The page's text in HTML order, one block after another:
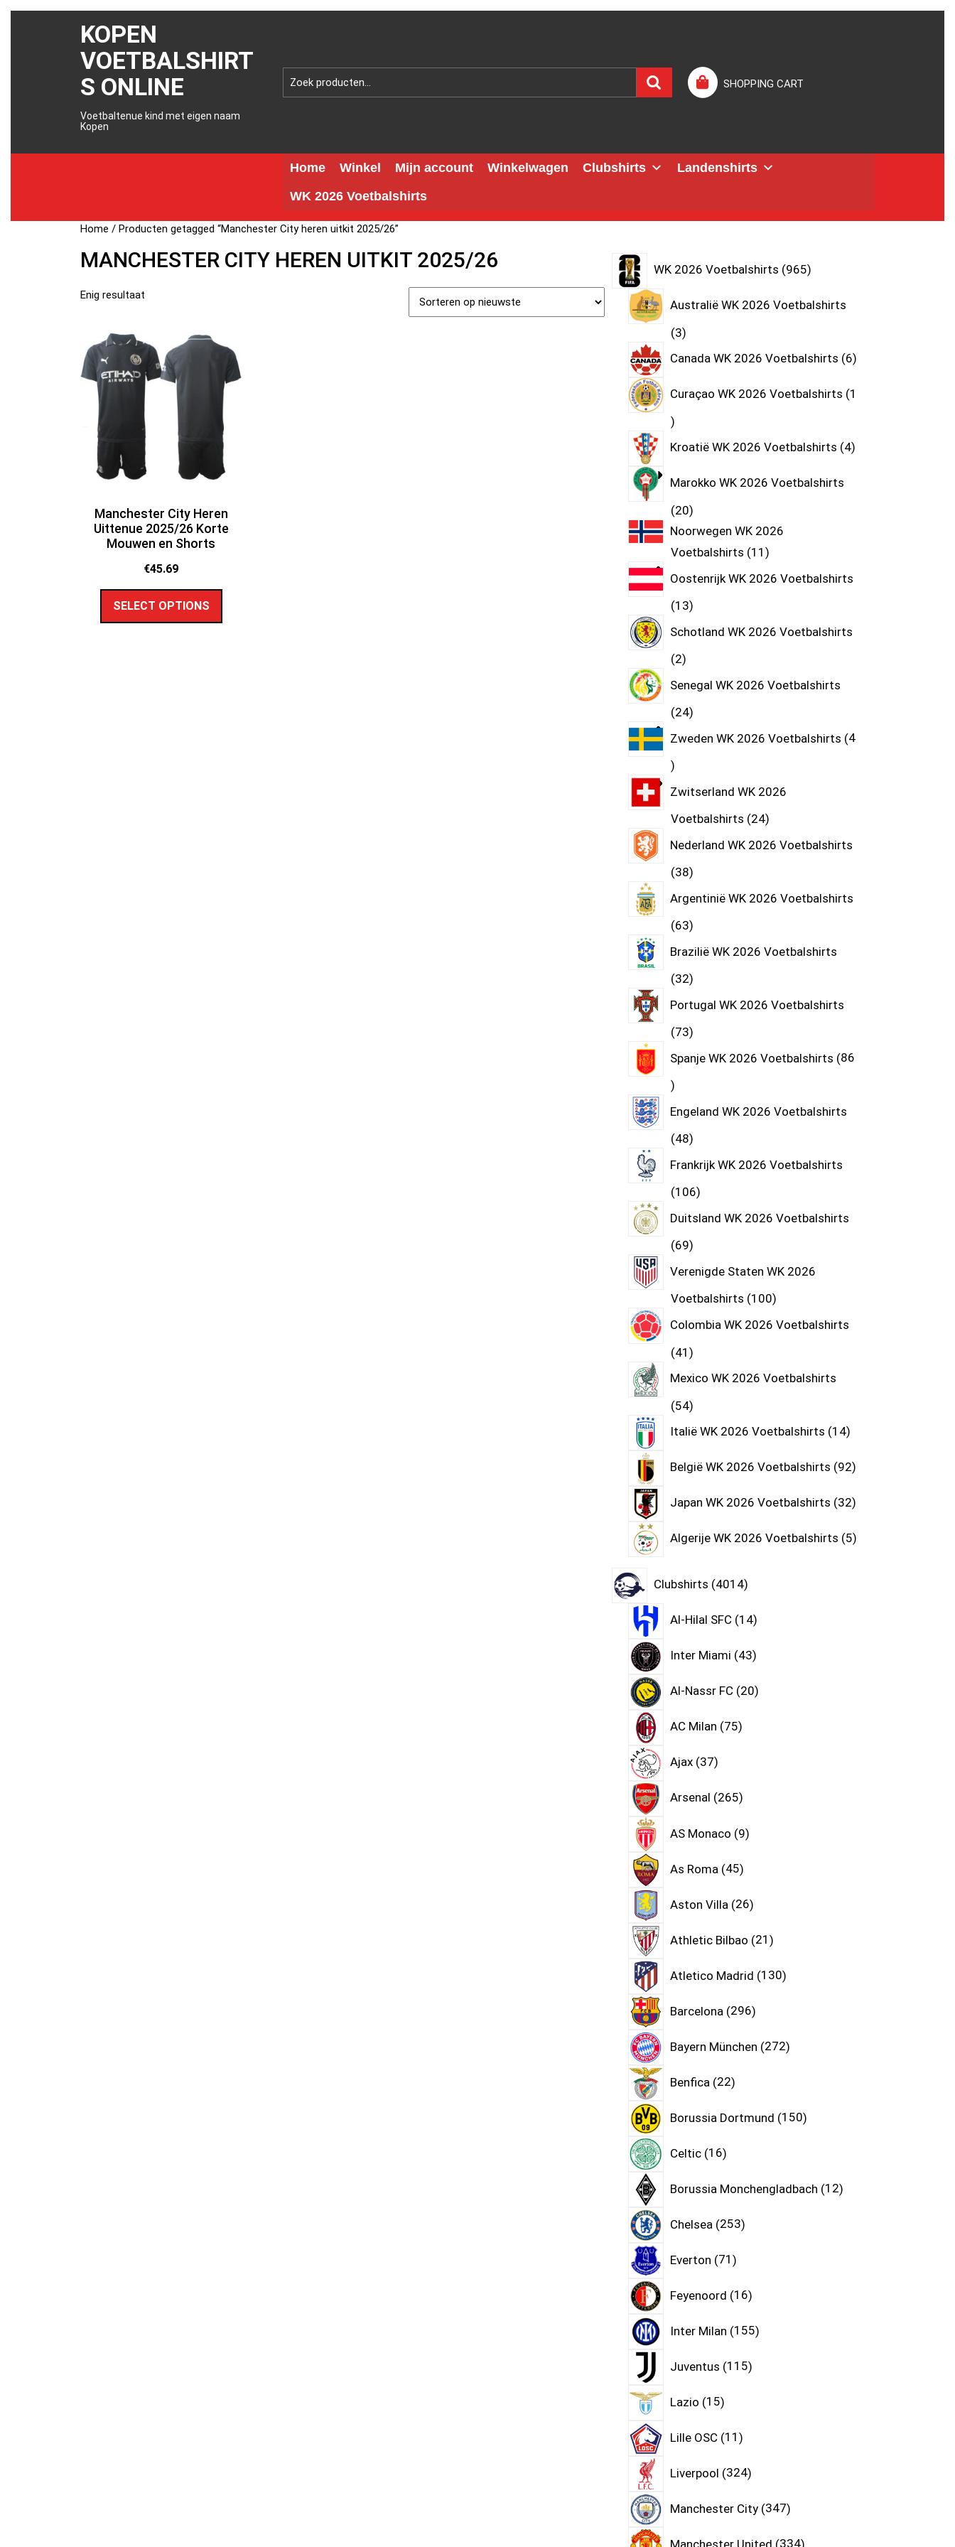
KOPEN
VOETBALSHIRT
S ONLINE
Voetbaltenue kind met eigen naam
Kopen
SHOPPING CART
Home Winkel Mijn account Winkelwagen Clubshirts
Landenshirts
WK 2026 Voetbalshirts
Home / Producten getagged “Manchester City heren uitkit 2025/26”
MANCHESTER CITY HEREN UITKIT 2025/26
Enig resultaat
Manchester City Heren
Uittenue 2025/26 Korte
Mouwen en Shorts
€45.69
SELECT OPTIONS
WK 2026 Voetbalshirts 965
Australië WK 2026 Voetbalshirts
3
Canada WK 2026 Voetbalshirts 6
Curaçao WK 2026 Voetbalshirts 1
Kroatië WK 2026 Voetbalshirts 4
Marokko WK 2026 Voetbalshirts
20
Noorwegen WK 2026
Voetbalshirts 11
Oostenrijk WK 2026 Voetbalshirts
13
Schotland WK 2026 Voetbalshirts
2
Senegal WK 2026 Voetbalshirts
24
Zweden WK 2026 Voetbalshirts 4
Zwitserland WK 2026
Voetbalshirts 24
Nederland WK 2026 Voetbalshirts
38
Argentinië WK 2026 Voetbalshirts
63
Brazilië WK 2026 Voetbalshirts
32
Portugal WK 2026 Voetbalshirts
73
Spanje WK 2026 Voetbalshirts 86
Engeland WK 2026 Voetbalshirts
48
Frankrijk WK 2026 Voetbalshirts
106
Duitsland WK 2026 Voetbalshirts
69
Verenigde Staten WK 2026
Voetbalshirts 100
Colombia WK 2026 Voetbalshirts
41
Mexico WK 2026 Voetbalshirts
54
Italië WK 2026 Voetbalshirts 14
België WK 2026 Voetbalshirts 92
Japan WK 2026 Voetbalshirts 32
Algerije WK 2026 Voetbalshirts 5
Clubshirts 4014
Al-Hilal SFC 14
Inter Miami 43
Al-Nassr FC 20
AC Milan 75
Ajax 37
Arsenal 265
AS Monaco 9
As Roma 45
Aston Villa 26
Athletic Bilbao 21
Atletico Madrid 130
Barcelona 296
Bayern München 272
Benfica 22
Borussia Dortmund 150
Celtic 16
Borussia Monchengladbach 12
Chelsea 253
Everton 71
Feyenoord 16
Inter Milan 155
Juventus 115
Lazio 15
Lille OSC 11
Liverpool 324
Manchester City 347
Manchester United 334